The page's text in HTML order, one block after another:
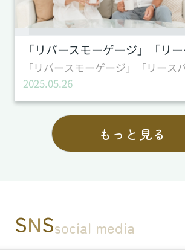
「リ
「リバースモーゲージ」「リー
2025.05.26
もっと見る
SNSsocial media